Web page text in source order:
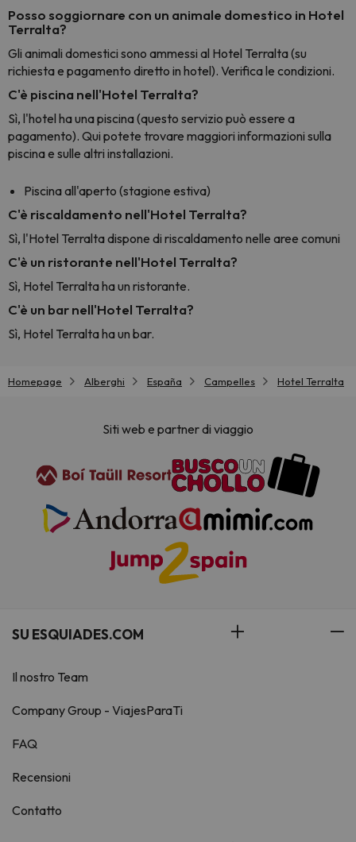
Posso soggiornare con un animale domestico in Hotel
Terralta?
Gli animali domestici sono ammessi al Hotel Terralta (su
richiesta e pagamento diretto in hotel). Verifica le condizioni.
C'è piscina nell'Hotel Terralta?
Sì, l'hotel ha una piscina (questo servizio può essere a
pagamento). Qui potete trovare maggiori informazioni sulla
piscina e sulle altri installazioni.
Piscina all'aperto (stagione estiva)
C'è riscaldamento nell'Hotel Terralta?
Sì, l'Hotel Terralta dispone di riscaldamento nelle aree comuni
C'è un ristorante nell'Hotel Terralta?
Sì, Hotel Terralta ha un ristorante.
C'è un bar nell'Hotel Terralta?
Sì, Hotel Terralta ha un bar.
Homepage Alberghi España Campelles Hotel Terralta
Siti web e partner di viaggio
SU ESQUIADES.COM
Il nostro Team
Company Group - ViajesParaTi
FAQ
Recensioni
Contatto